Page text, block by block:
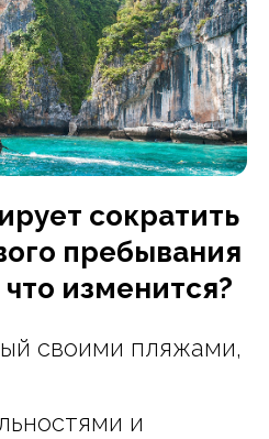
сократить
пребывания
изменится?
своими пляжами,
и